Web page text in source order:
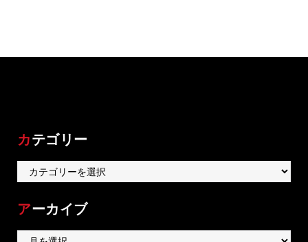
カテゴリー
テ
リ
ー
アーカイブ